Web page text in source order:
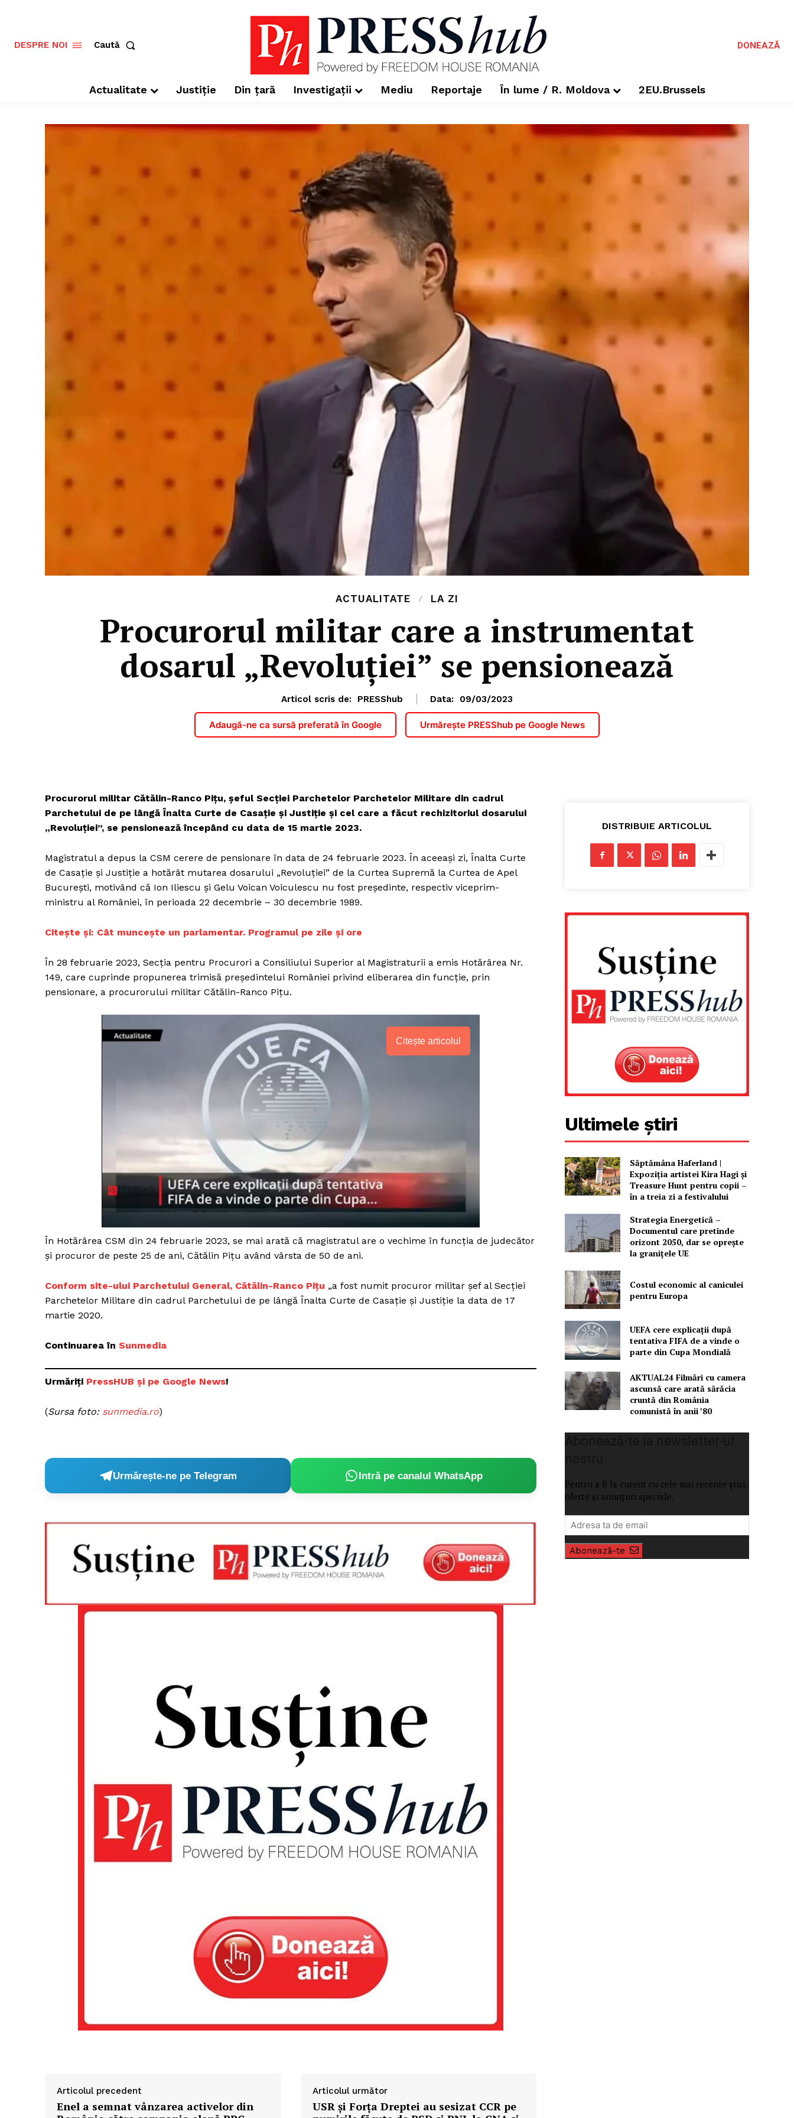
Un proiect
PRESShub
DESPRE NOI Caută DONEAZĂ
Actualitate Justiție Din țară Investigații Mediu Reportaje În lume / R. Moldova 2EU.Brussels
ACTUALITATE LA ZI
Procurorul militar care a instrumentat
dosarul „Revoluției” se pensionează
Articol scris de: PRESShub Data: 09/03/2023
Adaugă-ne ca sursă preferată în Google Urmărește PRESShub pe Google News
Procurorul militar Cătălin-Ranco Pițu, șeful Secției Parchetelor Parchetelor Militare din cadrul
Parchetului de pe lângă Înalta Curte de Casație și Justiție și cel care a făcut rechizitoriul dosarului
„Revoluției”, se pensionează începând cu data de 15 martie 2023.
Magistratul a depus la CSM cerere de pensionare în data de 24 februarie 2023. În aceeași zi, Înalta Curte
de Casație și Justiție a hotărât mutarea dosarului „Revoluției” de la Curtea Supremă la Curtea de Apel
București, motivând că Ion Iliescu și Gelu Voican Voiculescu nu fost președinte, respectiv viceprim-
ministru al României, în perioada 22 decembrie – 30 decembrie 1989.
Citește și: Cât muncește un parlamentar. Programul pe zile și ore
În 28 februarie 2023, Secția pentru Procurori a Consiliului Superior al Magistraturii a emis Hotărârea Nr.
149, care cuprinde propunerea trimisă președintelui României privind eliberarea din funcție, prin
pensionare, a procurorului militar Cătălin-Ranco Pițu.
Citește articolul
În Hotărârea CSM din 24 februarie 2023, se mai arată că magistratul are o vechime în funcția de judecător
și procuror de peste 25 de ani, Cătălin Pițu având vârsta de 50 de ani.
Conform site-ului Parchetului General, Cătălin-Ranco Pițu „a fost numit procuror militar șef al Secției
Parchetelor Militare din cadrul Parchetului de pe lângă Înalta Curte de Casație și Justiție la data de 17
martie 2020.
Continuarea în Sunmedia
Urmăriți PressHUB și pe Google News!
(Sursa foto: sunmedia.ro)
Urmărește-ne pe Telegram Intră pe canalul WhatsApp
Articolul precedent
Enel a semnat vânzarea activelor din
Articolul următor
USR şi Forţa Dreptei au sesizat CCR pe
DISTRIBUIE ARTICOLUL
Ultimele știri
Săptămâna Haferland |
Expoziţia artistei Kira Hagi şi
Treasure Hunt pentru copii –
în a treia zi a festivalului
Strategia Energetică –
Documentul care pretinde
orizont 2050, dar se oprește
la granițele UE
Costul economic al caniculei
pentru Europa
UEFA cere explicații după
tentativa FIFA de a vinde o
parte din Cupa Mondială
AKTUAL24 Filmări cu camera
ascunsă care arată sărăcia
cruntă din România
comunistă în anii ’80
Pentru a fi la curent cu cele mai recente știri,
oferte și anunțuri speciale.
Abonează-te